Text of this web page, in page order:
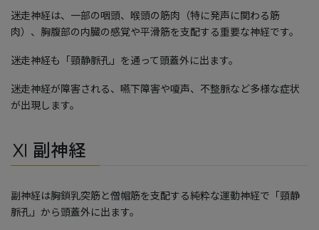
迷走神経は、一部の咽頭、喉頭の筋肉（特に発声に関わる筋
肉）、胸腹部の内臓の感覚や平滑筋を支配する重要な神経です。
迷走神経も「頸静脈孔」を通って頭蓋外に出ます。
迷走神経が障害される、嚥下障害や嗄声、不整脈など多様な症状
が出現します。
Ⅺ 副神経
副神経は胸鎖乳突筋と僧帽筋を支配する純粋な運動神経で「頸静
脈孔」から頭蓋外に出ます。